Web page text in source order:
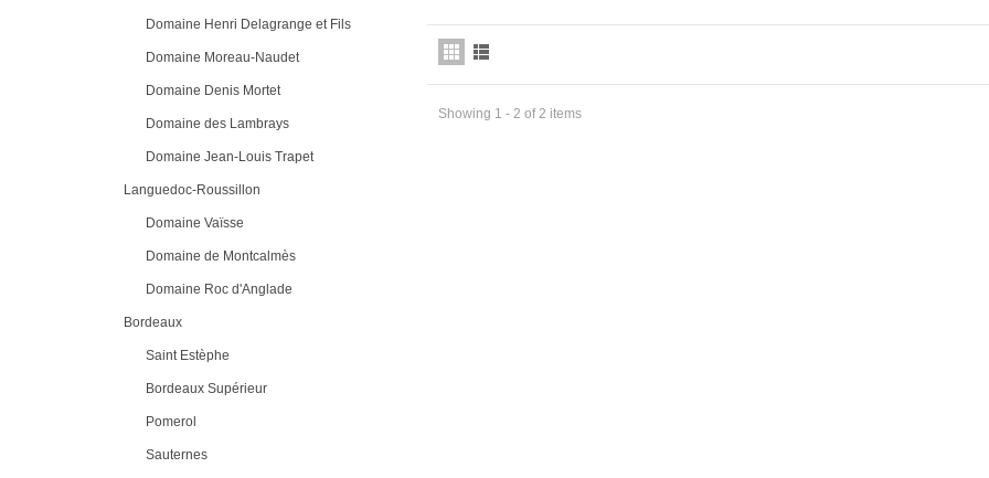
Domaine Henri Delagrange et Fils
Domaine Moreau-Naudet
Domaine Denis Mortet
Domaine des Lambrays
Domaine Jean-Louis Trapet
Languedoc-Roussillon
Domaine Vaïsse
Domaine de Montcalmès
Domaine Roc d'Anglade
Bordeaux
Saint Estèphe
Bordeaux Supérieur
Pomerol
Sauternes
Showing 1 - 2 of 2 items